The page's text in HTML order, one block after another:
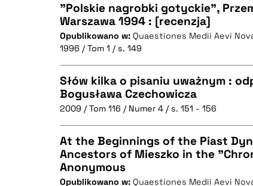
BIBTEX
CZYSTY TEKST
BIBTEX
"Polskie nagrobki gotyckie",
Warszawa 1994 : [recenzja]
Opublikowano w: Quaestiones Medii Aevi
1996 / Tom 1 / s. 149
CZYSTY TEKST
BIBTEX
Słów kilka o pisaniu uważnym :
Bogusława Czechowicza
2009 / Tom 116 / Numer 4 / s. 151 - 156
CZYSTY TEKST
At the Beginnings of the Piast
Ancestors of Mieszko in the
Anonymous
Opublikowano w: Quaestiones Medii Aevi